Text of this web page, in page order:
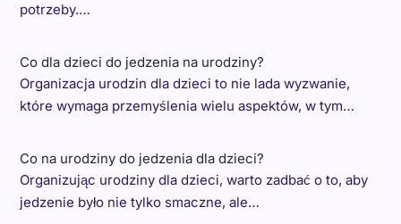
potrzeby.…
Co dla dzieci do jedzenia na urodziny?
Organizacja urodzin dla dzieci to nie lada wyzwanie,
które wymaga przemyślenia wielu aspektów, w tym…
Co na urodziny do jedzenia dla dzieci?
Organizując urodziny dla dzieci, warto zadbać o to, aby
jedzenie było nie tylko smaczne, ale…